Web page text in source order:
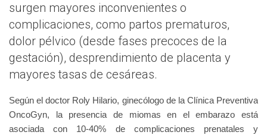
surgen mayores inconvenientes o
complicaciones, como partos prematuros,
dolor pélvico (desde fases precoces de la
gestación), desprendimiento de placenta y
mayores tasas de cesáreas.
Según el doctor Roly Hilario, ginecólogo de la Clínica Preventiva
OncoGyn, la presencia de miomas en el embarazo está
asociada con 10‐40% de complicaciones prenatales y